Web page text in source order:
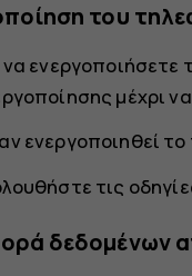
του
να
μέχρι
ενεργοποιηθεί
τις
δεδομένων